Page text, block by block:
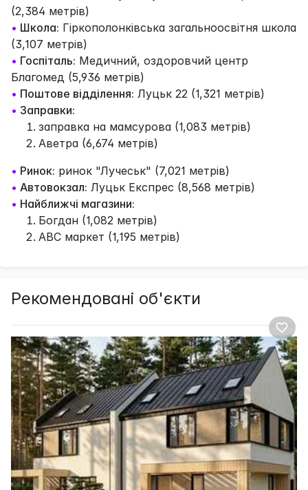
(2,384 метрів)
• Школа: Гіркополонківська загальноосвітня школа
(3,107 метрів)
• Госпіталь: Медичний, оздоровчий центр
Благомед (5,936 метрів)
• Поштове відділення: Луцьк 22 (1,321 метрів)
• Заправки:
заправка на мамсурова (1,083 метрів)
Аветра (6,674 метрів)
• Ринок: ринок "Лучеськ" (7,021 метрів)
• Автовокзал: Луцьк Експрес (8,568 метрів)
• Найближчі магазини:
Богдан (1,082 метрів)
ABC маркет (1,195 метрів)
Рекомендовані об'єкти